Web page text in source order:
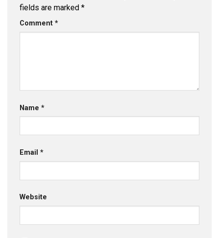
fields are marked *
Comment *
Name *
Email *
Website